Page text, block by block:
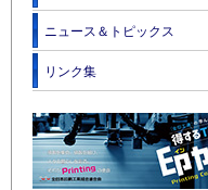
ニュース＆トピックス
リンク集